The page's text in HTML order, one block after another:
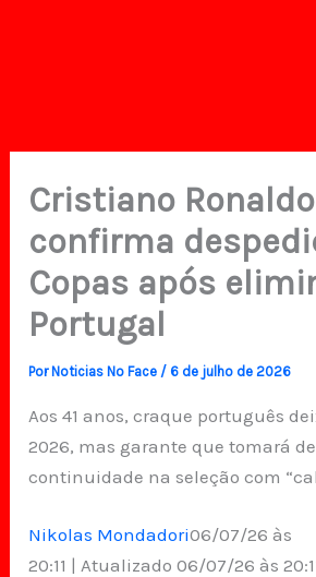
Cristiano Ronaldo
confirma
Copas após
Portugal
PorNoticias No Face / 6 de julho de 2026
Aos 41 anos, craque português
2026, mas garante que tomará
continuidade na seleção com
Nikolas Mondadori06/07/26 às
20:11 | Atualizado 06/07/26 às